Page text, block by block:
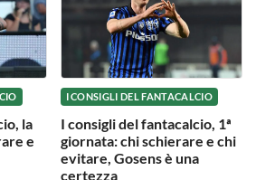
la
e
I CONSIGLI DEL FANTACALCIO
I consigli del fantacalcio, 1ª
giornata: chi schierare e chi
evitare, Gosens è una
certezza